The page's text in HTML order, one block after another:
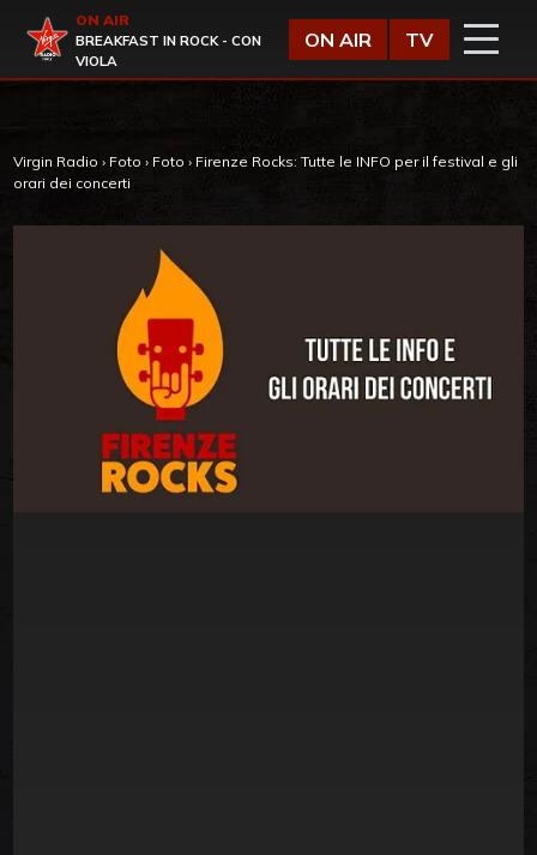
Virgin Radio
ON AIR
BREAKFAST IN ROCK - CON
VIOLA
ON AIR TV
Virgin Radio › Foto › Foto › Firenze Rocks: Tutte le INFO per il festival e gli
orari dei concerti